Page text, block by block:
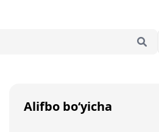
Alifbo bo‘yicha